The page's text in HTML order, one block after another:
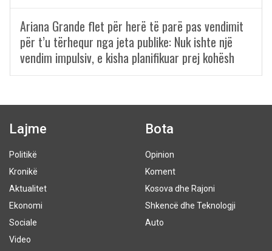
Ariana Grande flet për herë të parë pas vendimit
për t’u tërhequr nga jeta publike: Nuk ishte një
vendim impulsiv, e kisha planifikuar prej kohësh
Lajme
Politikë
Kronikë
Aktualitet
Ekonomi
Sociale
Video
Bota
Opinion
Koment
Kosova dhe Rajoni
Shkencë dhe Teknologji
Auto